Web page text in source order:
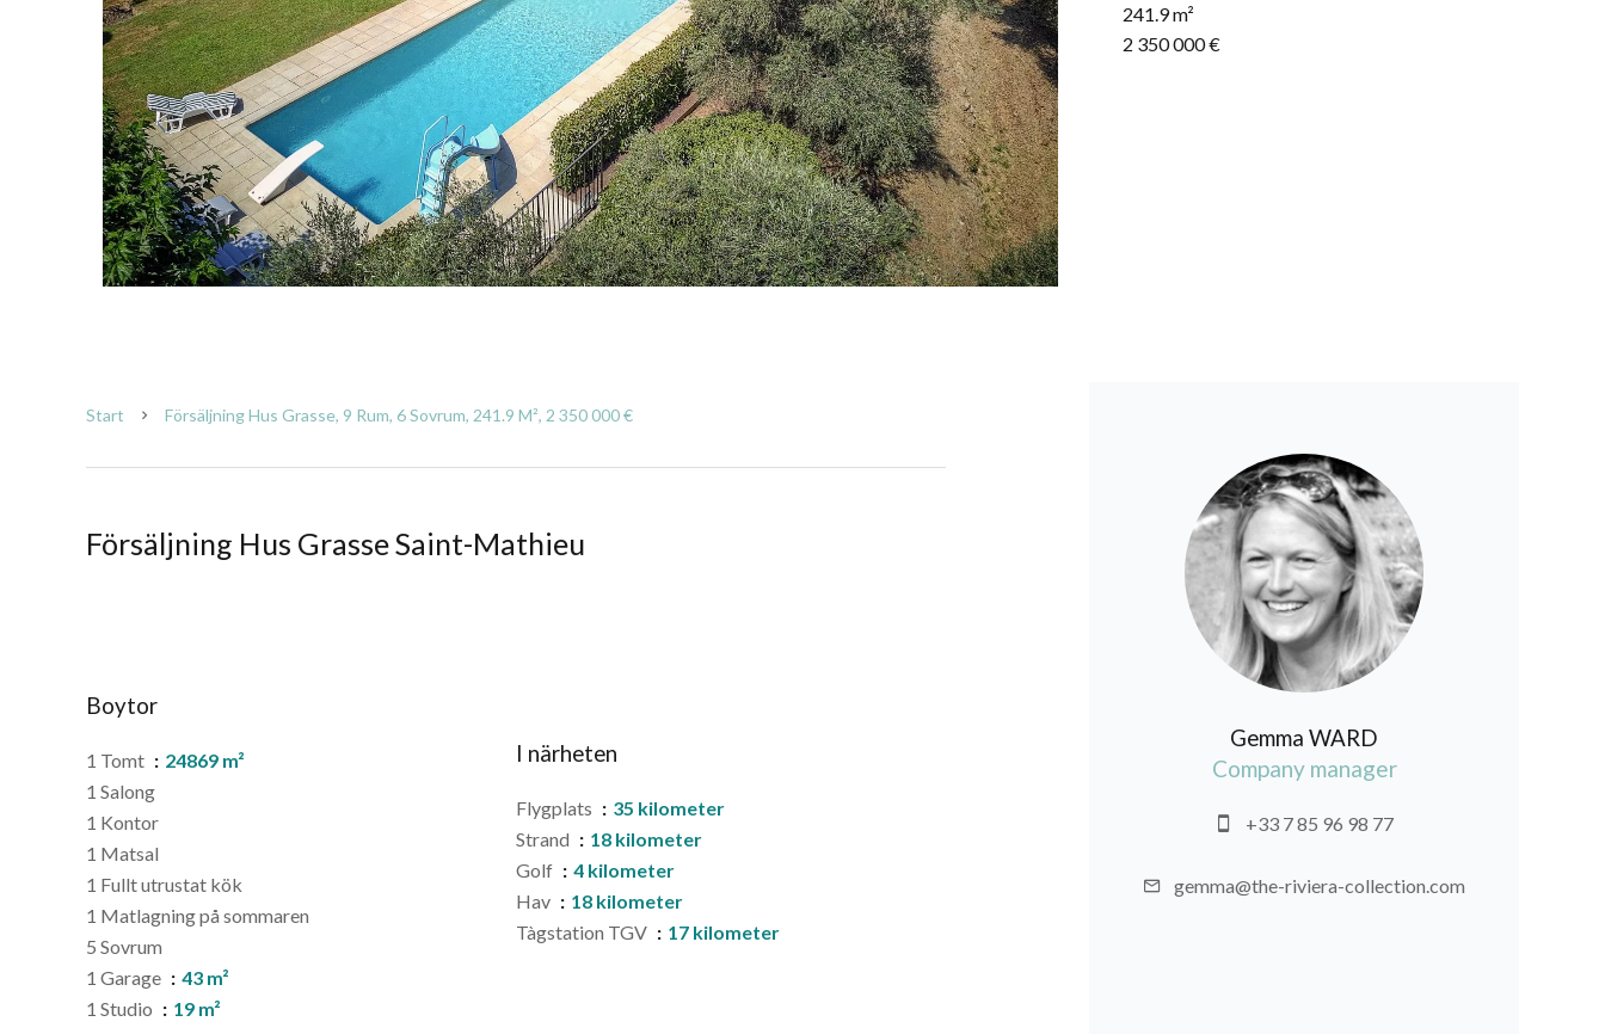
241.9 m²
2 350 000 €
Start Försäljning Hus Grasse, 9 Rum, 6 Sovrum, 241.9 M², 2 350 000 €
Försäljning Hus Grasse Saint-Mathieu
Boytor
1 Tomt
24869 m²
1 Salong
1 Kontor
1 Matsal
1 Fullt utrustat kök
1 Matlagning på sommaren
5 Sovrum
1 Garage
43 m²
1 Studio
19 m²
I närheten
Flygplats
35 kilometer
Strand
18 kilometer
Golf
4 kilometer
Hav
18 kilometer
Tàgstation TGV
17 kilometer
Gemma WARD
Company manager
+33 7 85 96 98 77
gemma@the-riviera-collection.com